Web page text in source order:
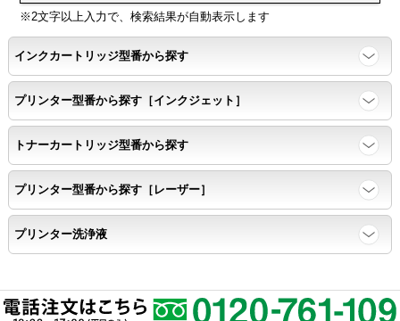
※2文字以上入力で、検索結果が自動表示します
インクカートリッジ型番から探す
プリンター型番から探す［インクジェット］
トナーカートリッジ型番から探す
プリンター型番から探す［レーザー］
プリンター洗浄液